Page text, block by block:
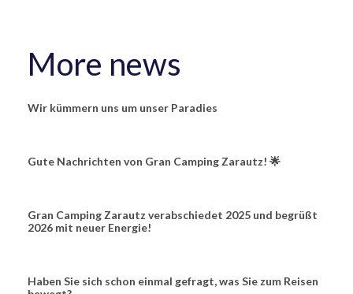
More news
Wir kümmern uns um unser Paradies
Gute Nachrichten von Gran Camping Zarautz! 🌟
Gran Camping Zarautz verabschiedet 2025 und begrüßt
2026 mit neuer Energie!
Haben Sie sich schon einmal gefragt, was Sie zum Reisen